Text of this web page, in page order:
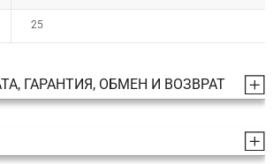
25
ГАРАНТИЯ, ОБМЕН И ВОЗВРАТ